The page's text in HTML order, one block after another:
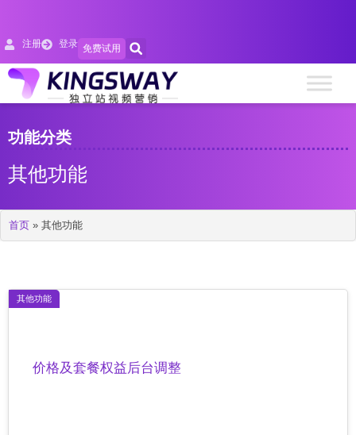
注册 登录 免费试用
功能分类
其他功能
首页 » 其他功能
价格及套餐权益后台调整
其他功能